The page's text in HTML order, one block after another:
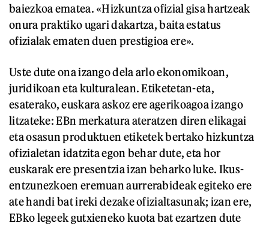
baiezkoa ematea. «Hizkuntza ofizial gisa hartzeak
onura praktiko ugari dakartza, baita estatus
ofizialak ematen duen prestigioa ere».
Uste dute ona izango dela arlo ekonomikoan,
juridikoan eta kulturalean. Etiketetan-eta,
esaterako, euskara askoz ere agerikoagoa izango
litzateke: EBn merkatura ateratzen diren elikagai
eta osasun produktuen etiketek bertako hizkuntza
ofizialetan idatzita egon behar dute, eta hor
euskarak ere presentzia izan beharko luke. Ikus-
entzunezkoen eremuan aurrerabideak egiteko ere
ate handi bat ireki dezake ofizialtasunak; izan ere,
EBko legeek gutxieneko kuota bat ezartzen dute